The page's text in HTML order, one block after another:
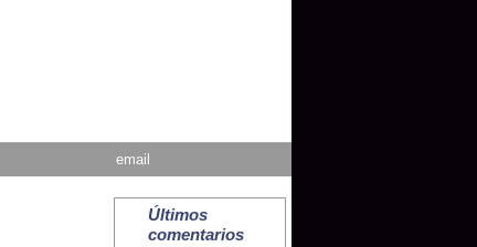
email
Últimos
comentarios